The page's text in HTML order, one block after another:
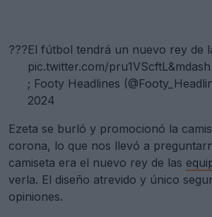
???El fútbol tendrá un nuevo rey de
pic.twitter.com/pru1VScftL&mdash
; Footy Headlines
2024
Ezeta se burló y promocionó la
corona, lo que nos llevó a
camiseta era el nuevo rey de las
verla. El diseño atrevido y único
opiniones.